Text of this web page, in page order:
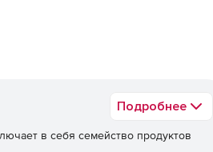
Подробнее
в себя семейство продуктов